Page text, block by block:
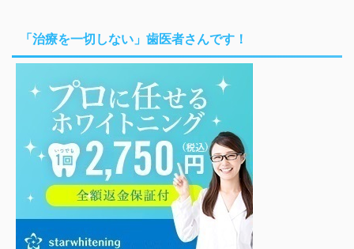
「治療を一切しない」歯医者さんです！